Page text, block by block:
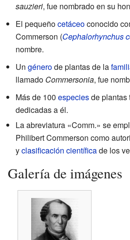
sauzieri, fue nombrado en su
El pequeñocetáceoconocido
Commerson (Cephalorhynchus
nombre.
Un génerode plantas de la
llamado Commersonia, fue
Más de 100 especiesde plantas
dedicadas a él.
La abreviatura «Comm.» se
Philibert Commerson como
yclasificación científicade los
Galería de imágenes